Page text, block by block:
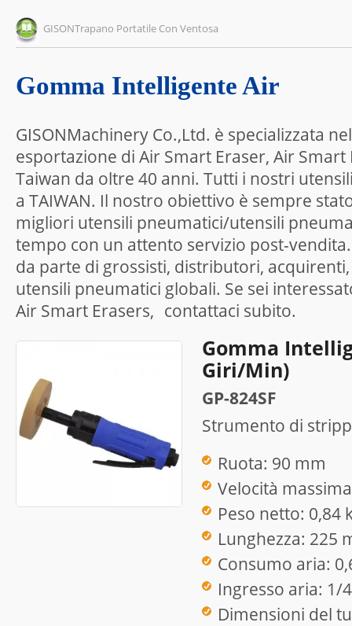
GISONTrapano Portatile Con Ventosa
Gomma Intelligente Air
GISONMachinery Co.,Ltd. è specializzata
esportazione di Air Smart Eraser, Air
Taiwan da oltre 40 anni. Tutti i nostri
a TAIWAN. Il nostro obiettivo è sempre
migliori utensili pneumatici/utensili
tempo con un attento servizio post-
da parte di grossisti, distributori,
utensili pneumatici globali. Se sei
Air Smart Erasers, contattaci subito.
Gomma
Giri/min)
GP-824SF
Strumento di
Ruota: 90 mm
Velocità
Peso netto: 0,84
Lunghezza: 225
Consumo aria:
Ingresso aria: 1/
Dimensioni del